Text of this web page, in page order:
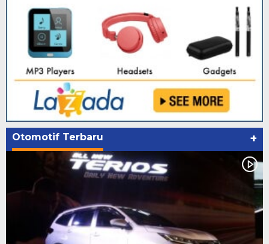
Otomotif Terbaru +